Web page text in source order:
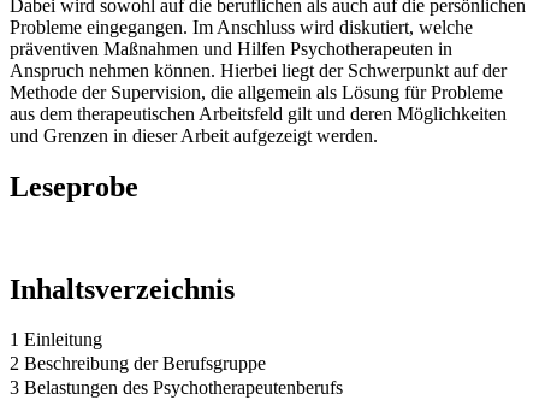
Dabei wird sowohl auf die beruflichen als auch auf die persönlichen
Probleme eingegangen. Im Anschluss wird diskutiert, welche
präventiven Maßnahmen und Hilfen Psychotherapeuten in
Anspruch nehmen können. Hierbei liegt der Schwerpunkt auf der
Methode der Supervision, die allgemein als Lösung für Probleme
aus dem therapeutischen Arbeitsfeld gilt und deren Möglichkeiten
und Grenzen in dieser Arbeit aufgezeigt werden.
Leseprobe
Inhaltsverzeichnis
1 Einleitung
2 Beschreibung der Berufsgruppe
3 Belastungen des Psychotherapeutenberufs